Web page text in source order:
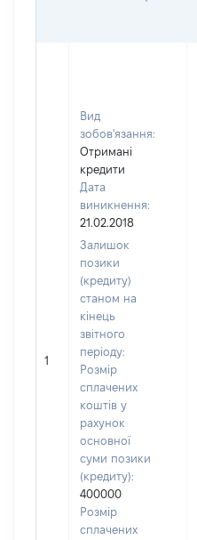
1
Вид
зобов'язання:
Отримані
кредити
Дата
виникнення:
21.02.2018
Залишок
позики
(кредиту)
станом на
кінець
звітного
періоду:
Розмір
сплачених
коштів у
рахунок
основної
суми позики
(кредиту):
400000
Розмір
сплачених